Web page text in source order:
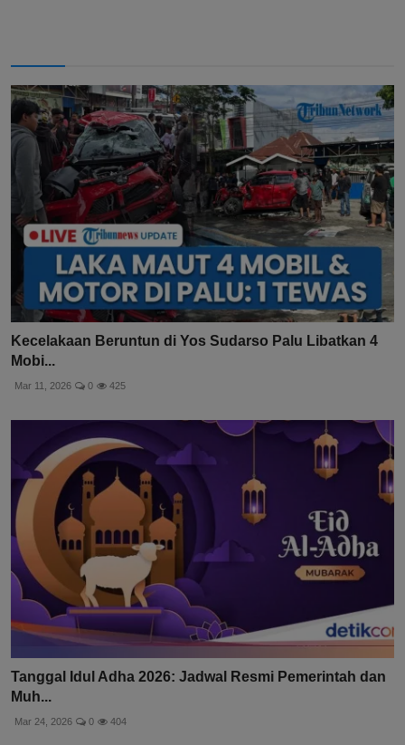
Kecelakaan Beruntun di Yos Sudarso Palu Libatkan 4
Mobi...
Mar 11, 2026 0 425
Tanggal Idul Adha 2026: Jadwal Resmi Pemerintah dan
Muh...
Mar 24, 2026 0 404